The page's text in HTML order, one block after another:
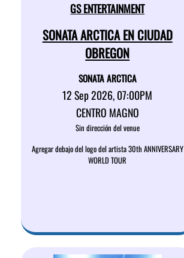
GS ENTERTAINMENT
SONATA ARCTICA EN CIUDAD
OBREGON
SONATA ARCTICA
12 Sep 2026, 07:00PM
CENTRO MAGNO
Sin dirección del venue
Agregar debajo del logo del artista 30th ANNIVERSARY
WORLD TOUR